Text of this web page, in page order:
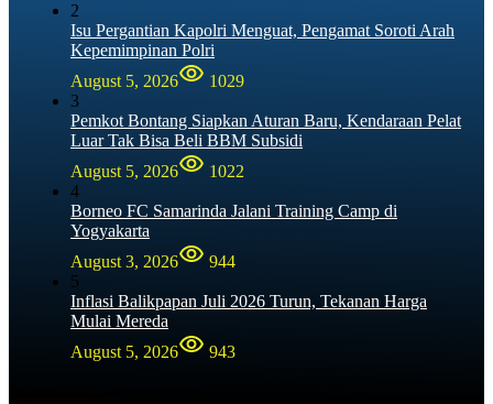
2
Isu Pergantian Kapolri Menguat, Pengamat Soroti Arah
Kepemimpinan Polri
August 5, 2026
1029
3
Pemkot Bontang Siapkan Aturan Baru, Kendaraan Pelat
Luar Tak Bisa Beli BBM Subsidi
August 5, 2026
1022
4
Borneo FC Samarinda Jalani Training Camp di
Yogyakarta
August 3, 2026
944
5
Inflasi Balikpapan Juli 2026 Turun, Tekanan Harga
Mulai Mereda
August 5, 2026
943